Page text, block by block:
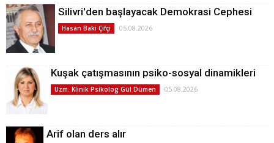
Silivri'den başlayacak Demokrasi Cephesi
Hasan Baki Çifçi 05.08.2026
Kuşak çatışmasının psiko-sosyal dinamikleri
Uzm. Klinik Psikolog Gül Dümen 05.08.2026
Arif olan ders alır